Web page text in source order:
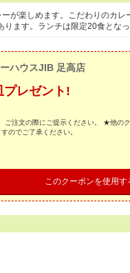
が楽しめます。こだわりのカ
ます。ランチは限定20食とな
ハウスJIB 足高店
レゼント!
注文の際にご提示ください。 ★他の
のでご了承ください。
このクーポンを使用す